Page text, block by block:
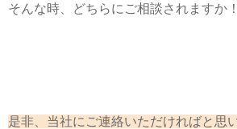
そんな時、どちらにご相談されますか
是非、当社にご連絡いただければと思